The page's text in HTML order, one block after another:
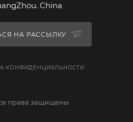
China
НА РАССЫЛКУ
КОНФИДЕНЦИАЛЬНОСТИ
права защищены